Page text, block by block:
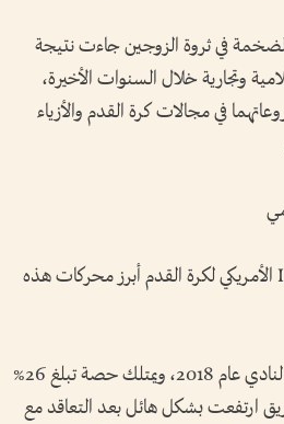
في ثروة الزوجين جاءت نتيجة
وتجارية خلال السنوات الأخيرة،
في مجالات كرة القدم والأزياء
ويُعد نادي Inter Miami CF الأمريكي لكرة القدم أبرز محركات هذه
وكان ديفيد بيكهام قد أسس النادي عام 2018، ويمتلك حصة تبلغ 26%
ارتفعت بشكل هائل بعد التعاقد مع